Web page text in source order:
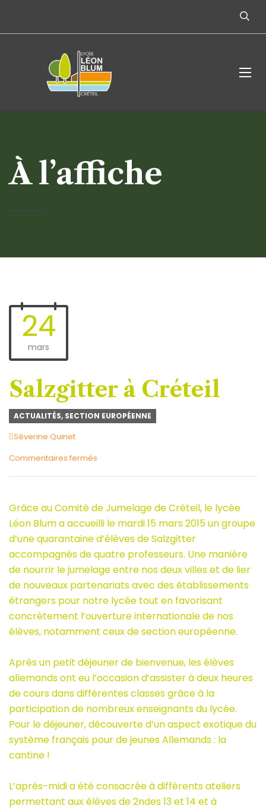
À l’affiche
24
mars
Salzgitter à Créteil
ACTUALITÉS, SECTION EUROPÉENNE
Author
Séverine Quinet
Commentaires fermés
Créteil
Grâce au Comité de Jumelage de Créteil, le lycée
Léon Blum a accueilli le mardi 15 mars 2015 un groupe
d’une quarantaine d’élèves de Salzgitter
accompagnés de quatre professeurs. Une manière
de nourrir le jumelage entre nos deux villes et de lier
de nouveaux partenariats avec des établissements
étrangers pour notre lycée tout en favorisant
concrètement l’ouverture internationale de nos
élèves, notamment ceux de section européenne.
Après un petit déjeuner de bienvenue, les élèves
allemands ont eu l’occasion d’assister à deux heures
de cours dans différentes classes grâce à la
participation de nombreux enseignants du lycée.
Pour le déjeuner, découverte d’un aspect exotique du
système français pour de jeunes Allemands : la
cantine !
L’après-midi a été consacrée à différents ateliers
permettant aux élèves de 2ndes 13 et 14 et à